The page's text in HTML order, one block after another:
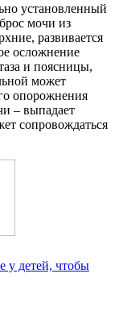
установленный
мочи из
развивается
осложнение
и поясницы,
может
опорожнения
– выпадает
сопровождаться
у детей, чтобы